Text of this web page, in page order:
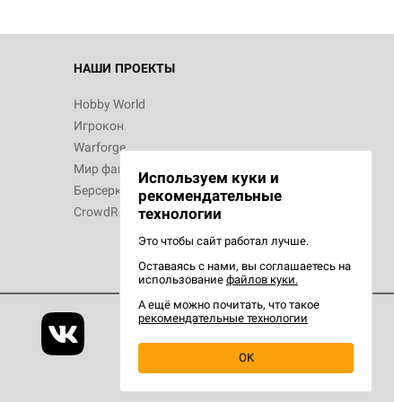
НАШИ ПРОЕКТЫ
Hobby World
Игрокон
Warforge
Мир фантастики
Берсерк
CrowdRepublic
Используем куки и
рекомендательные
технологии
Это чтобы сайт работал лучше.
Оставаясь с нами, вы соглашаетесь на
использование файлов куки.
А ещё можно почитать, что такое
рекомендательные технологии
OK